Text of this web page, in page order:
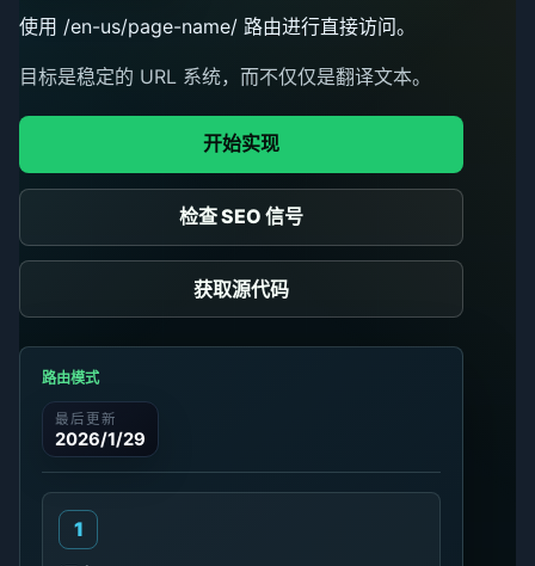
使用 /en-us/page-name/ 路由进行直接访问。
目标是稳定的 URL 系统，而不仅仅是翻译文本。
开始实现
检查 SEO 信号
获取源代码
路由模式
最后更新
2026/1/29